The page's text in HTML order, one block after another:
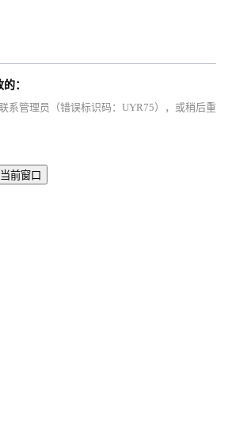
：
系管理员（错误标识码：UYR75），或稍后重